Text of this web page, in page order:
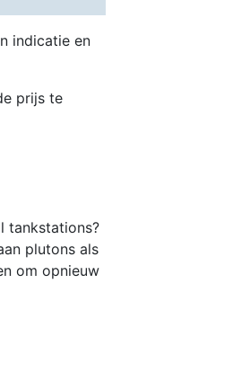
indicatie en
prijs te
tankstations?
plutons als
om opnieuw